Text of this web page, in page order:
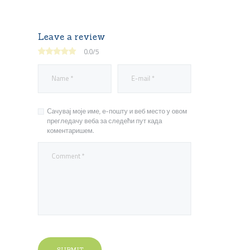
Pogledaj profesora
Leave a review
0.0/5
Сачувај моје име, е-пошту и веб место у овом
прегледачу веба за следећи пут када
коментаришем.